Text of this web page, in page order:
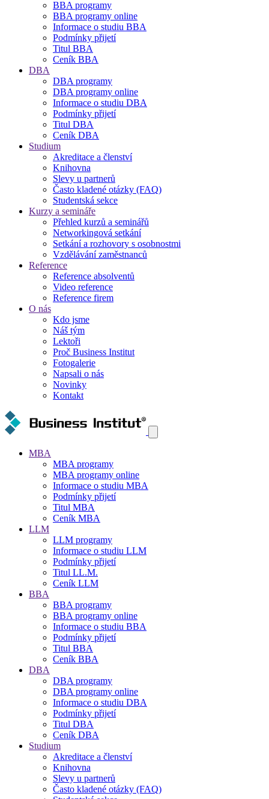
BBA programy
BBA programy online
Informace o studiu BBA
Podmínky přijetí
Titul BBA
Ceník BBA
DBA
DBA programy
DBA programy online
Informace o studiu DBA
Podmínky přijetí
Titul DBA
Ceník DBA
Studium
Akreditace a členství
Knihovna
Slevy u partnerů
Často kladené otázky (FAQ)
Studentská sekce
Kurzy a semináře
Přehled kurzů a seminářů
Networkingová setkání
Setkání a rozhovory s osobnostmi
Vzdělávání zaměstnanců
Reference
Reference absolventů
Video reference
Reference firem
O nás
Kdo jsme
Náš tým
Lektoři
Proč Business Institut
Fotogalerie
Napsali o nás
Novinky
Kontakt
MBA
MBA programy
MBA programy online
Informace o studiu MBA
Podmínky přijetí
Titul MBA
Ceník MBA
LLM
LLM programy
Informace o studiu LLM
Podmínky přijetí
Titul LL.M.
Ceník LLM
BBA
BBA programy
BBA programy online
Informace o studiu BBA
Podmínky přijetí
Titul BBA
Ceník BBA
DBA
DBA programy
DBA programy online
Informace o studiu DBA
Podmínky přijetí
Titul DBA
Ceník DBA
Studium
Akreditace a členství
Knihovna
Slevy u partnerů
Často kladené otázky (FAQ)